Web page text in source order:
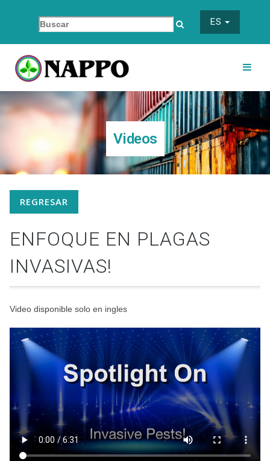
ES
Videos
REGRESAR
ENFOQUE EN PLAGAS
INVASIVAS!
Video disponible solo en ingles